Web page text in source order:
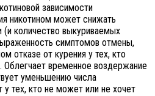
зависимости
никотином может снижать
(и количество выкуриваемых
симптомов отмены,
отказе от курения у тех, кто
Облегчает временное воздержание
уменьшению числа
у тех, кто не может или не хочет